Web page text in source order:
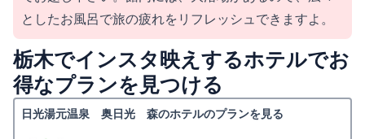
としたお風呂で旅の疲れをリフレッシュできますよ。
栃木でインスタ映えするホテルでお
得なプランを見つける
日光湯元温泉 奥日光 森のホテルのプランを見る